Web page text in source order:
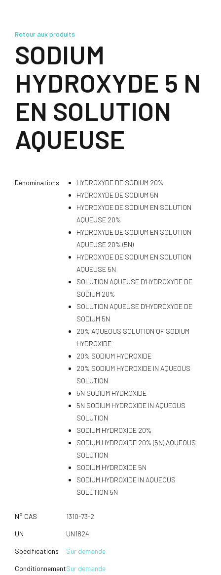
Retour aux produits
SODIUM
HYDROXYDE 5 N
EN SOLUTION
AQUEUSE
Dénominations
HYDROXYDE DE SODIUM 20%
HYDROXYDE DE SODIUM 5N
HYDROXYDE DE SODIUM EN SOLUTION
AQUEUSE 20%
HYDROXYDE DE SODIUM EN SOLUTION
AQUEUSE 20% (5N)
HYDROXYDE DE SODIUM EN SOLUTION
AQUEUSE 5N
SOLUTION AQUEUSE D'HYDROXYDE DE
SODIUM 20%
SOLUTION AQUEUSE D'HYDROXYDE DE
SODIUM 5N
20% AQUEOUS SOLUTION OF SODIUM
HYDROXIDE
20% SODIUM HYDROXIDE
20% SODIUM HYDROXIDE IN AQUEOUS
SOLUTION
5N SODIUM HYDROXIDE
5N SODIUM HYDROXIDE IN AQUEOUS
SOLUTION
SODIUM HYDROXIDE 20%
SODIUM HYDROXIDE 20% (5N) AQUEOUS
SOLUTION
SODIUM HYDROXIDE 5N
SODIUM HYDROXIDE IN AQUEOUS
SOLUTION 5N
N° CAS 1310-73-2
UN UN1824
Spécifications Sur demande
ConditionnementSur demande